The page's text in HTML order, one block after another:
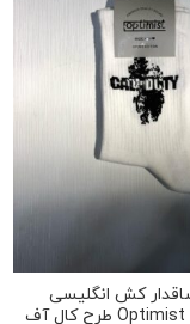
کش انگلیسی
اسپرت برند Optimist طرح کال آف